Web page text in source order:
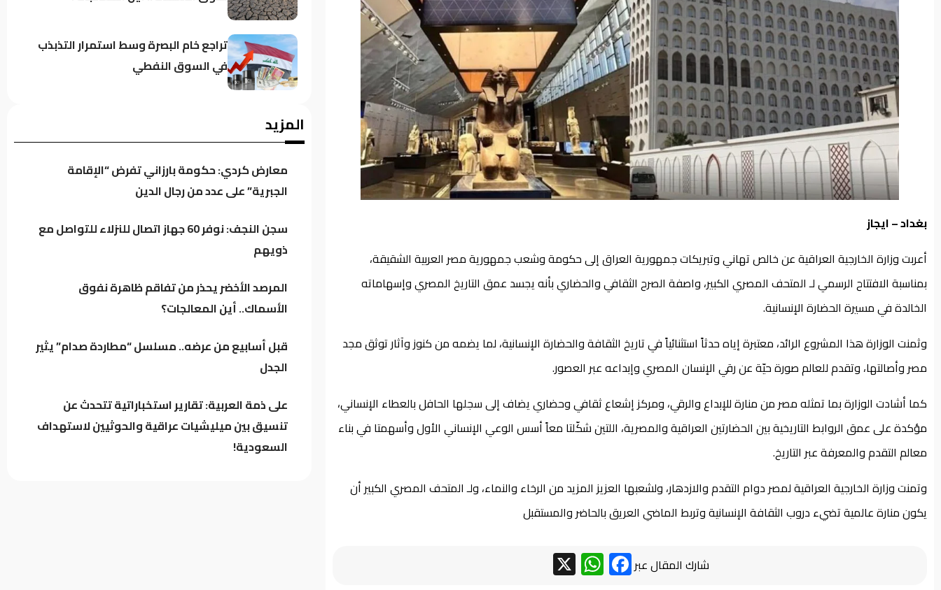
بغداد – ايجاز
أعربت وزارة الخارجية العراقية عن خالص تهاني وتبريكات جمهورية العراق إلى حكومة وشعب جمهورية مصر العربية الشقيقة،
بمناسبة الافتتاح الرسمي لـ المتحف المصري الكبير، واصفة الصرح الثقافي والحضاري بأنه يجسد عمق التاريخ المصري وإسهاماته
الخالدة في مسيرة الحضارة الإنسانية.
وثمنت الوزارة هذا المشروع الرائد، معتبرة إياه حدثاً استثنائياً في تاريخ الثقافة والحضارة الإنسانية، لما يضمه من كنوز وآثار توثق مجد
مصر وأصالتها، وتقدم للعالم صورة حيّة عن رقي الإنسان المصري وإبداعه عبر العصور.
كما أشادت الوزارة بما تمثله مصر من منارة للإبداع والرقي، ومركز إشعاع ثقافي وحضاري يضاف إلى سجلها الحافل بالعطاء الإنساني،
مؤكدة على عمق الروابط التاريخية بين الحضارتين العراقية والمصرية، اللتين شكّلتا معاً أسس الوعي الإنساني الأول وأسهمتا في بناء
معالم التقدم والمعرفة عبر التاريخ.
وتمنت وزارة الخارجية العراقية لمصر دوام التقدم والازدهار، ولشعبها العزيز المزيد من الرخاء والنماء، ولـ المتحف المصري الكبير أن
يكون منارة عالمية تضيء دروب الثقافة الإنسانية وتربط الماضي العريق بالحاضر والمستقبل
شارك المقال عبر Facebook
WhatsApp
تراجع خام البصرة وسط استمرار التذبذب
في السوق النفطي
على ذمة العربية: تقارير استخباراتية
والحوثيين لاستهداف السعودية!
موجهاً ضد أي طرف
تكشف استنزافاً في مخزونات أسلحة
المزيد
معارض كردي: حكومة بارزاني تفرض “الإقامة
الجبرية” على عدد من رجال الدين
سجن النجف: نوفر 60 جهاز اتصال للنزلاء للتواصل مع
ذويهم
المرصد الأخضر يحذر من تفاقم ظاهرة نفوق
الأسماك.. أين المعالجات؟
قبل أسابيع من عرضه.. مسلسل “مطاردة صدام” يثير
الجدل
على ذمة العربية: تقارير استخباراتية تتحدث عن
تنسيق بين ميليشيات عراقية والحوثيين لاستهداف
السعودية!